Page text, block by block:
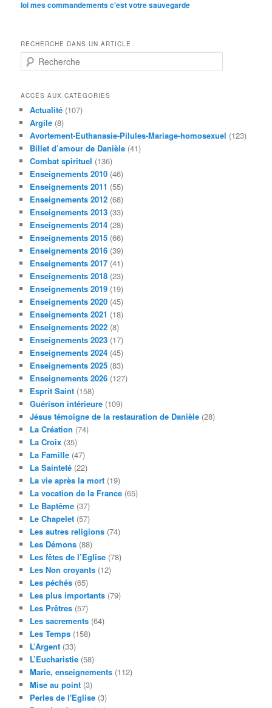
loi mes commandements c'est votre sauvegarde
RECHERCHE DANS UN ARTICLE.
e
h
c
h
e
ACCÉS AUX CATÈGORIES
Actualité (107)
Argile (8)
Avortement-Euthanasie-Pilules-Mariage-homosexuel (123)
Billet d’amour de Danièle (41)
Combat spirituel (136)
Enseignements 2010 (46)
Enseignements 2011 (55)
Enseignements 2012 (68)
Enseignements 2013 (33)
Enseignements 2014 (28)
Enseignements 2015 (66)
Enseignements 2016 (39)
Enseignements 2017 (41)
Enseignements 2018 (23)
Enseignements 2019 (19)
Enseignements 2020 (45)
Enseignements 2021 (18)
Enseignements 2022 (8)
Enseignements 2023 (17)
Enseignements 2024 (45)
Enseignements 2025 (83)
Enseignements 2026 (127)
Esprit Saint (158)
Guérison intérieure (109)
Jésus témoigne de la restauration de Danièle (28)
La Création (74)
La Croix (35)
La Famille (47)
La Sainteté (22)
La vie après la mort (19)
La vocation de la France (65)
Le Baptême (37)
Le Chapelet (57)
Les autres religions (74)
Les Démons (88)
Les fêtes de l’Eglise (78)
Les Non croyants (12)
Les péchés (65)
Les plus importants (79)
Les Prêtres (57)
Les sacrements (64)
Les Temps (158)
L’Argent (33)
L’Eucharistie (58)
Marie, enseignements (112)
Mise au point (3)
Perles de l'Eglise (3)